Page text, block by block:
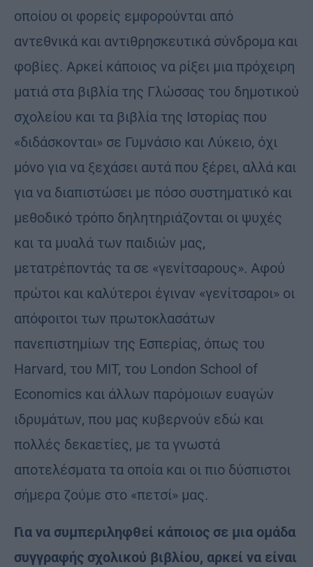
οποίου οι φορείς εμφορούνται από
αντεθνικά και αντιθρησκευτικά σύνδρομα και
φοβίες. Αρκεί κάποιος να ρίξει μια πρόχειρη
ματιά στα βιβλία της Γλώσσας του δημοτικού
σχολείου και τα βιβλία της Ιστορίας που
«διδάσκονται» σε Γυμνάσιο και Λύκειο, όχι
μόνο για να ξεχάσει αυτά που ξέρει, αλλά και
για να διαπιστώσει με πόσο συστηματικό και
μεθοδικό τρόπο δηλητηριάζονται οι ψυχές
και τα μυαλά των παιδιών μας,
μετατρέποντάς τα σε «γενίτσαρους». Αφού
πρώτοι και καλύτεροι έγιναν «γενίτσαροι» οι
απόφοιτοι των πρωτοκλασάτων
πανεπιστημίων της Εσπερίας, όπως του
Harvard, του MIT, του London School of
Economics και άλλων παρόμοιων ευαγών
ιδρυμάτων, που μας κυβερνούν εδώ και
πολλές δεκαετίες, με τα γνωστά
αποτελέσματα τα οποία και οι πιο δύσπιστοι
σήμερα ζούμε στο «πετσί» μας.
Για να συμπεριληφθεί κάποιος σε μια ομάδα
συγγραφής σχολικού βιβλίου, αρκεί να είναι